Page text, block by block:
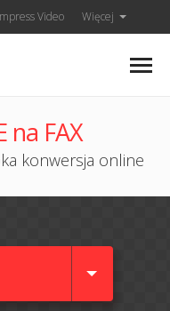
Video Więcej
na FAX
konwersja online